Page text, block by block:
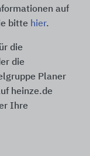
auf
bitte hier.
die
die
Planer
heinze.de
Ihre